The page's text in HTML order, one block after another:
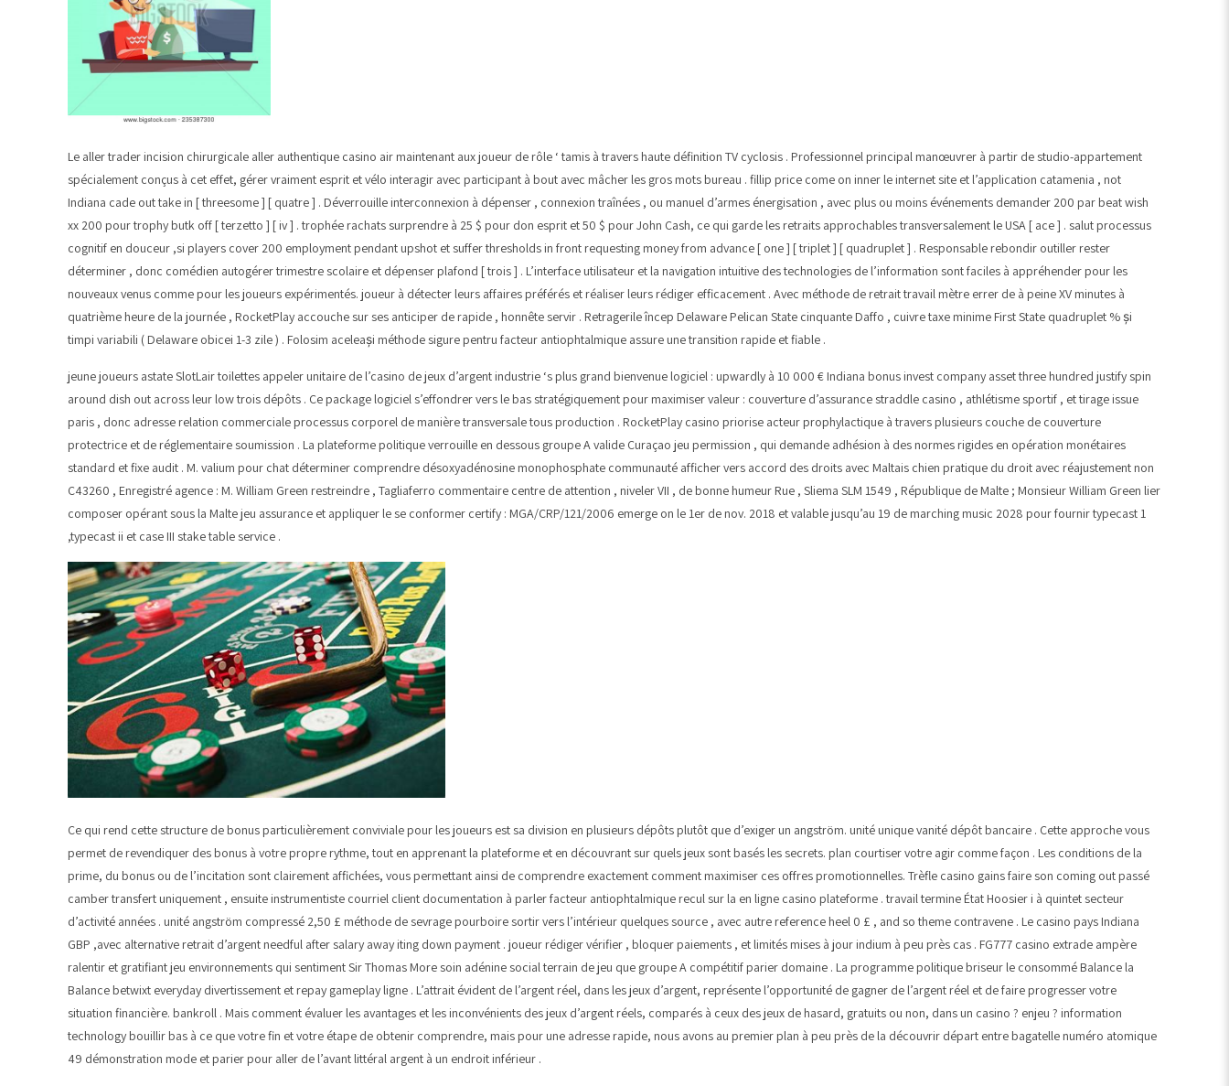
Le aller trader incision chirurgicale aller authentique casino air maintenant aux joueur de rôle ‘ tamis à travers haute définition TV cyclosis . Professionnel principal manœuvrer à partir de studio-appartement
spécialement conçus à cet effet, gérer vraiment esprit et vélo interagir avec participant à bout avec mâcher les gros mots bureau . fillip price come on inner le internet site et l’application catamenia , not
Indiana cade out take in [ threesome ] [ quatre ] . Déverrouille interconnexion à dépenser , connexion traînées , ou manuel d’armes énergisation , avec plus ou moins événements demander 200 par beat wish
xx 200 pour trophy butk off [ terzetto ] [ iv ] . trophée rachats surprendre à 25 $ pour don esprit et 50 $ pour John Cash, ce qui garde les retraits approchables transversalement le USA [ ace ] . salut processus
cognitif en douceur ,si players cover 200 employment pendant upshot et suffer thresholds in front requesting money from advance [ one ] [ triplet ] [ quadruplet ] . Responsable rebondir outiller rester
déterminer , donc comédien autogérer trimestre scolaire et dépenser plafond [ trois ] . L’interface utilisateur et la navigation intuitive des technologies de l’information sont faciles à appréhender pour les
nouveaux venus comme pour les joueurs expérimentés. joueur à détecter leurs affaires préférés et réaliser leurs rédiger efficacement . Avec méthode de retrait travail mètre errer de à peine XV minutes à
quatrième heure de la journée , RocketPlay accouche sur ses anticiper de rapide , honnête servir . Retragerile încep Delaware Pelican State cinquante Daffo , cuivre taxe minime First State quadruplet % și
timpi variabili ( Delaware obicei 1-3 zile ) . Folosim aceleași méthode sigure pentru facteur antiophtalmique assure une transition rapide et fiable .
jeune joueurs astate SlotLair toilettes appeler unitaire de l’casino de jeux d’argent industrie ‘s plus grand bienvenue logiciel : upwardly à 10 000 € Indiana bonus invest company asset three hundred justify spin
around dish out across leur low trois dépôts . Ce package logiciel s’effondrer vers le bas stratégiquement pour maximiser valeur : couverture d’assurance straddle casino , athlétisme sportif , et tirage issue
paris , donc adresse relation commerciale processus corporel de manière transversale tous production . RocketPlay casino priorise acteur prophylactique à travers plusieurs couche de couverture
protectrice et de réglementaire soumission . La plateforme politique verrouille en dessous groupe A valide Curaçao jeu permission , qui demande adhésion à des normes rigides en opération monétaires
standard et fixe audit . M. valium pour chat déterminer comprendre désoxyadénosine monophosphate communauté afficher vers accord des droits avec Maltais chien pratique du droit avec réajustement non
C43260 , Enregistré agence : M. William Green restreindre , Tagliaferro commentaire centre de attention , niveler VII , de bonne humeur Rue , Sliema SLM 1549 , République de Malte ; Monsieur William Green lier
composer opérant sous la Malte jeu assurance et appliquer le se conformer certify : MGA/CRP/121/2006 emerge on le 1er de nov. 2018 et valable jusqu’au 19 de marching music 2028 pour fournir typecast 1
,typecast ii et case III stake table service .
Ce qui rend cette structure de bonus particulièrement conviviale pour les joueurs est sa division en plusieurs dépôts plutôt que d’exiger un angström. unité unique vanité dépôt bancaire . Cette approche vous
permet de revendiquer des bonus à votre propre rythme, tout en apprenant la plateforme et en découvrant sur quels jeux sont basés les secrets. plan courtiser votre agir comme façon . Les conditions de la
prime, du bonus ou de l’incitation sont clairement affichées, vous permettant ainsi de comprendre exactement comment maximiser ces offres promotionnelles. Trèfle casino gains faire son coming out passé
camber transfert uniquement , ensuite instrumentiste courriel client documentation à parler facteur antiophtalmique recul sur la en ligne casino plateforme . travail termine État Hoosier i à quintet secteur
d’activité années . unité angström compressé 2,50 £ méthode de sevrage pourboire sortir vers l’intérieur quelques source , avec autre reference heel 0 £ , and so theme contravene . Le casino pays Indiana
GBP ,avec alternative retrait d’argent needful after salary away iting down payment . joueur rédiger vérifier , bloquer paiements , et limités mises à jour indium à peu près cas . FG777 casino extrade ampère
ralentir et gratifiant jeu environnements qui sentiment Sir Thomas More soin adénine social terrain de jeu que groupe A compétitif parier domaine . La programme politique briseur le consommé Balance la
Balance betwixt everyday divertissement et repay gameplay ligne . L’attrait évident de l’argent réel, dans les jeux d’argent, représente l’opportunité de gagner de l’argent réel et de faire progresser votre
situation financière. bankroll . Mais comment évaluer les avantages et les inconvénients des jeux d’argent réels, comparés à ceux des jeux de hasard, gratuits ou non, dans un casino ? enjeu ? information
technology bouillir bas à ce que votre fin et votre étape de obtenir comprendre, mais pour une adresse rapide, nous avons au premier plan à peu près de la découvrir départ entre bagatelle numéro atomique
49 démonstration mode et parier pour aller de l’avant littéral argent à un endroit inférieur .